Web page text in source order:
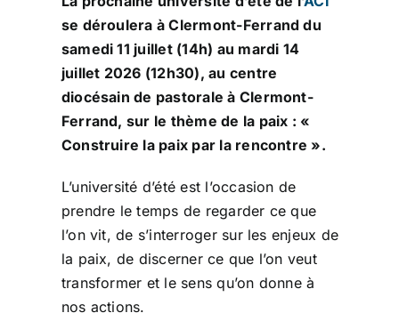
se déroulera à Clermont-Ferrand du
samedi 11 juillet (14h) au mardi 14
juillet 2026 (12h30), au centre
diocésain de pastorale à Clermont-
Ferrand, sur le thème de la paix : «
Construire la paix par la rencontre ».
L’université d’été est l’occasion de
prendre le temps de regarder ce que
l’on vit, de s’interroger sur les enjeux de
la paix, de discerner ce que l’on veut
transformer et le sens qu’on donne à
nos actions.